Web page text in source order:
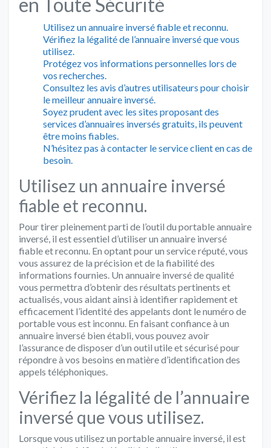
Utilisez un annuaire inversé fiable et reconnu.
Vérifiez la légalité de l’annuaire inversé que vous
utilisez.
Protégez vos informations personnelles lors de
vos recherches.
Consultez les avis d’autres utilisateurs pour choisir
le meilleur annuaire inversé.
Soyez prudent avec les sites proposant des
services d’annuaires inversés gratuits, ils peuvent
être moins fiables.
N’hésitez pas à contacter le service client en cas de
besoin.
Utilisez un annuaire inversé
fiable et reconnu.
Pour tirer pleinement parti de l’outil du portable annuaire
inversé, il est essentiel d’utiliser un annuaire inversé
fiable et reconnu. En optant pour un service réputé, vous
vous assurez de la précision et de la fiabilité des
informations fournies. Un annuaire inversé de qualité
vous permettra d’obtenir des résultats pertinents et
actualisés, vous aidant ainsi à identifier rapidement et
efficacement l’identité des appelants dont le numéro de
portable vous est inconnu. En faisant confiance à un
annuaire inversé bien établi, vous pouvez avoir
l’assurance de disposer d’un outil utile et sécurisé pour
répondre à vos besoins en matière d’identification des
appels téléphoniques.
Vérifiez la légalité de l’annuaire
inversé que vous utilisez.
Lorsque vous utilisez un portable annuaire inversé, il est